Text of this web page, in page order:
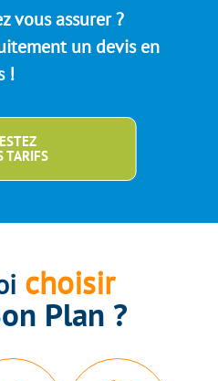
vous assurer ?
un devis en
!
TARIFS
choisir
Plan ?